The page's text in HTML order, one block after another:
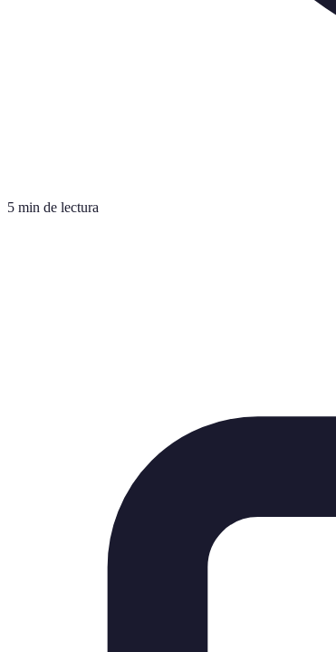
5 min de lectura